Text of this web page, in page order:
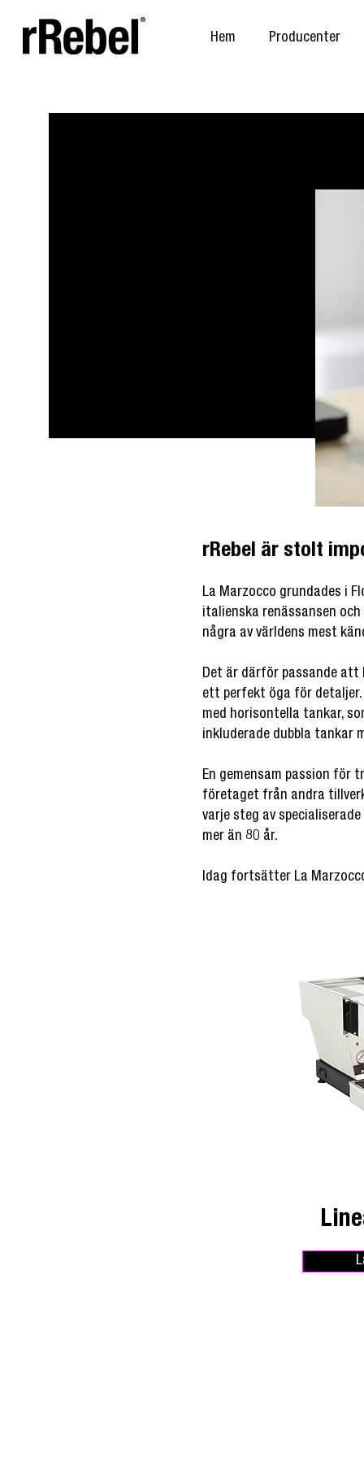
Hem Producenter
rRebel är stolt
La Marzocco grundades i
italienska renässansen
några av världens mest
Det är därför passande att
ett perfekt öga för detaljer.
med horisontella tankar,
inkluderade dubbla tankar
En gemensam passion
företaget från andra
varje steg av
mer än 80 år.
Idag fortsätter La